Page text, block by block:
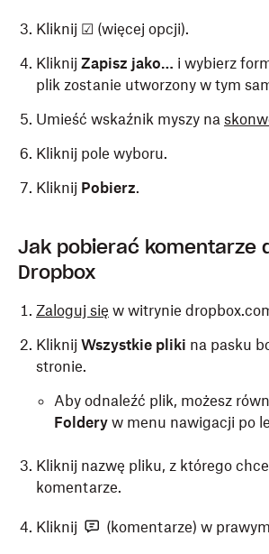
Kliknij ☑ (więcej opcji).
Kliknij Zapisz jako… i wybierz
plik zostanie utworzony w tym
Umieść wskaźnik myszy na
Kliknij pole wyboru.
Kliknij Pobierz.
Jak pobierać komentarze
Dropbox
Zaloguj się w witrynie
Kliknij Wszystkie pliki na pasku
stronie.
Aby odnaleźć plik, możesz
Foldery w menu nawigacji po
Kliknij nazwę pliku, z którego
komentarze.
Kliknij (komentarze) w